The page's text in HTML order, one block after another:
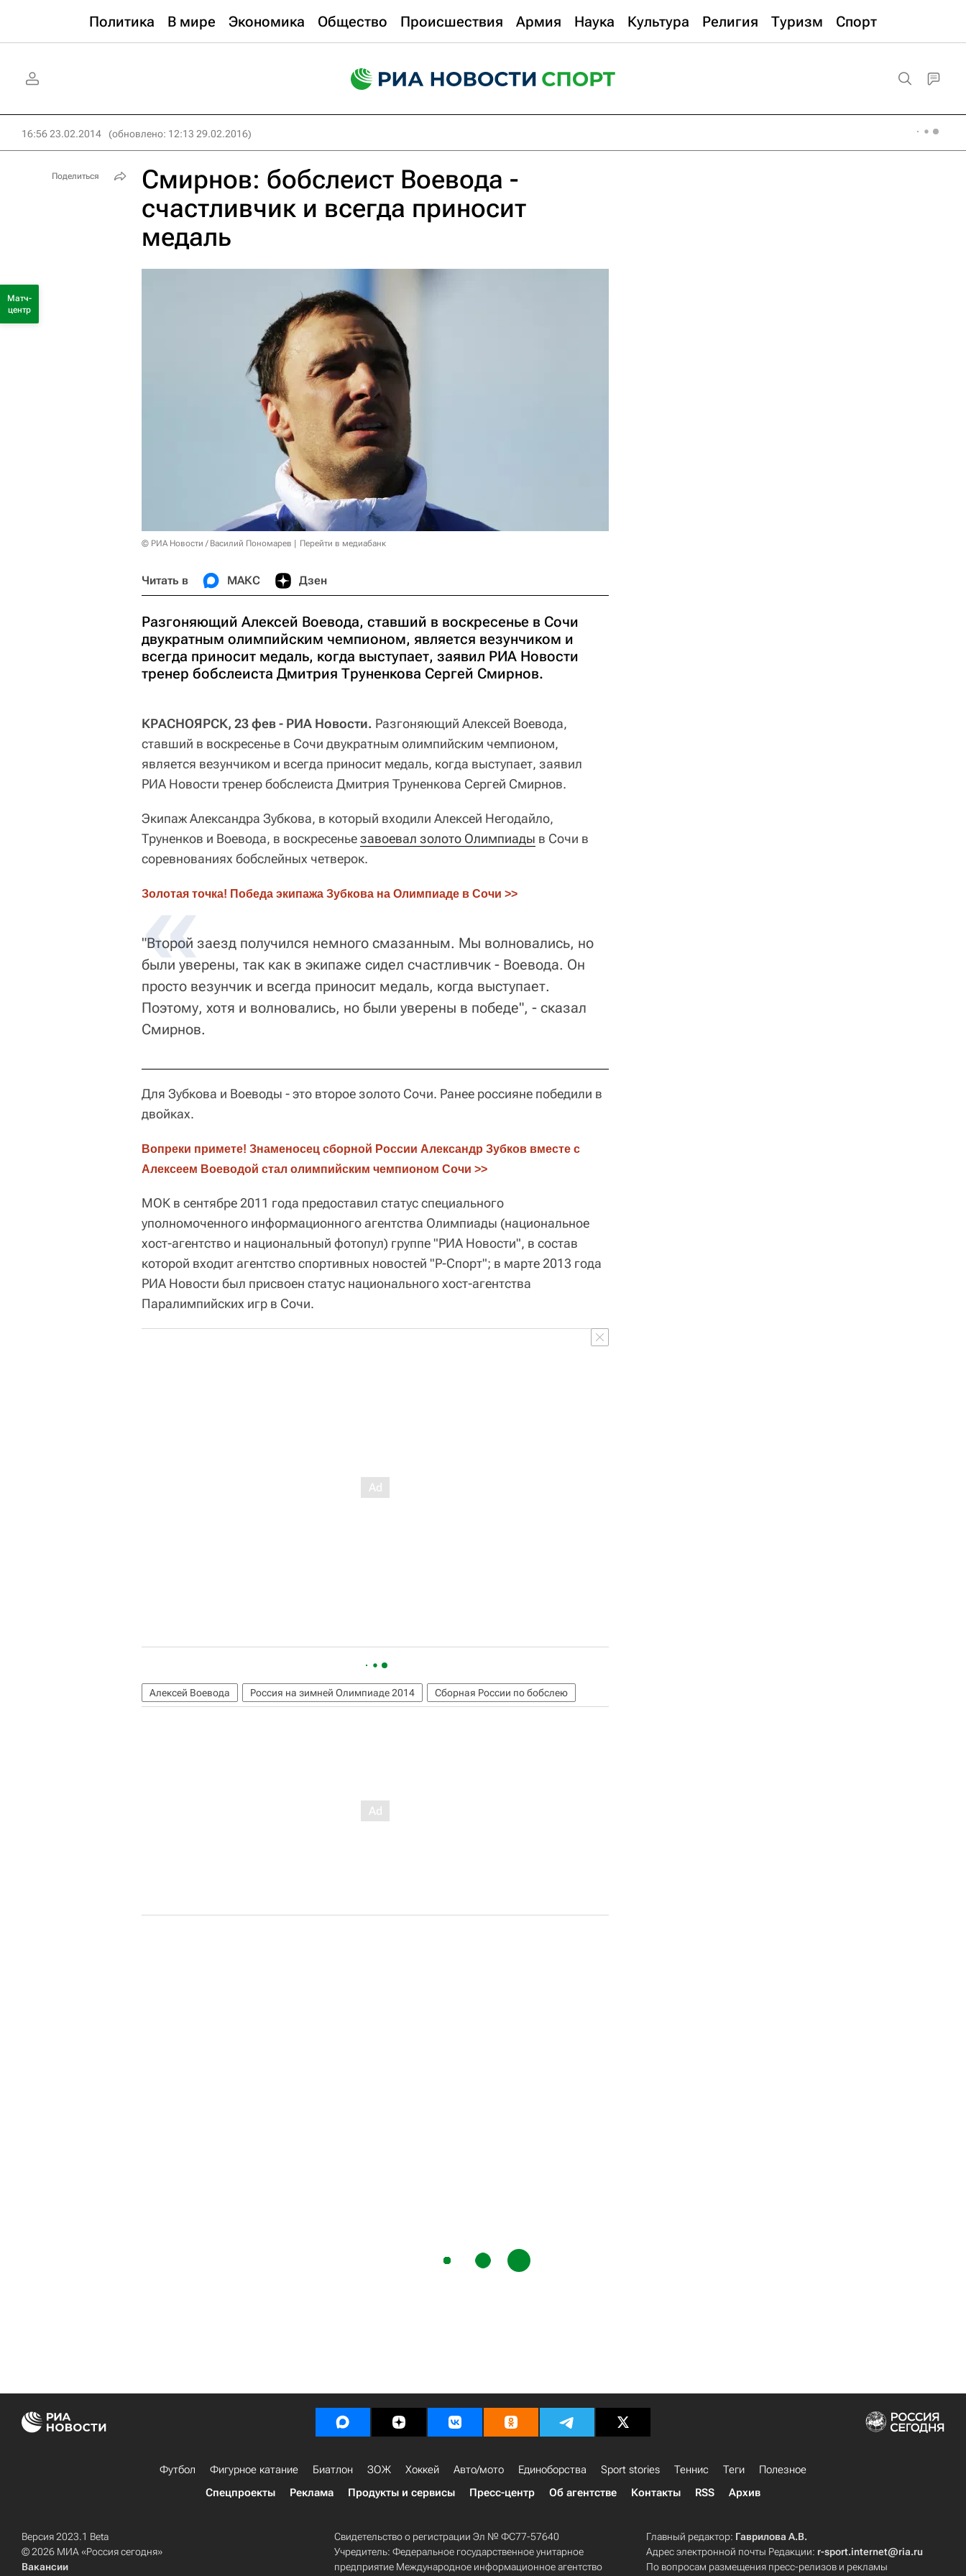
Политика В мире Экономика Общество Происшествия Армия Наука Культура Религия Туризм Спорт
16:56 23.02.2014 (обновлено: 12:13 29.02.2016)
Смирнов: бобслеист Воевода -
счастливчик и всегда приносит
медаль
© РИА Новости / Василий Пономарев Перейти в медиабанк
Читать в МАКС Дзен
Разгоняющий Алексей Воевода, ставший в воскресенье в Сочи
двукратным олимпийским чемпионом, является везунчиком и
всегда приносит медаль, когда выступает, заявил РИА Новости
тренер бобслеиста Дмитрия Труненкова Сергей Смирнов.
КРАСНОЯРСК, 23 фев - РИА Новости. Разгоняющий Алексей Воевода,
ставший в воскресенье в Сочи двукратным олимпийским чемпионом,
является везунчиком и всегда приносит медаль, когда выступает, заявил
РИА Новости тренер бобслеиста Дмитрия Труненкова Сергей Смирнов.
Экипаж Александра Зубкова, в который входили Алексей Негодайло,
Труненков и Воевода, в воскресеньезавоевал золото Олимпиады в Сочи в
соревнованиях бобслейных четверок.
Золотая точка! Победа экипажа Зубкова на Олимпиаде в Сочи >>
"Второй заезд получился немного смазанным. Мы волновались, но
были уверены, так как в экипаже сидел счастливчик - Воевода. Он
просто везунчик и всегда приносит медаль, когда выступает.
Поэтому, хотя и волновались, но были уверены в победе", - сказал
Смирнов.
Для Зубкова и Воеводы - это второе золото Сочи. Ранее россияне победили в
двойках.
Вопреки примете! Знаменосец сборной России Александр Зубков вместе с
Алексеем Воеводой стал олимпийским чемпионом Сочи >>
МОК в сентябре 2011 года предоставил статус специального
уполномоченного информационного агентства Олимпиады (национальное
хост-агентство и национальный фотопул) группе "РИА Новости", в состав
которой входит агентство спортивных новостей "Р-Спорт"; в марте 2013 года
РИА Новости был присвоен статус национального хост-агентства
Паралимпийских игр в Сочи.
Алексей Воевода Россия на зимней Олимпиаде 2014 Сборная России по бобслею
Поделиться
Матч-
центр
Футбол Фигурное катание Биатлон ЗОЖ Хоккей Авто/мото Единоборства Sport stories Теннис Теги
Полезное
Спецпроекты
Реклама Продукты и сервисы Пресс-центр Об агентстве Контакты RSS Архив
Версия 2023.1 Beta
© 2026 МИА «Россия сегодня»
Вакансии
Свидетельство о регистрации Эл № ФС77-57640
Учредитель: Федеральное государственное унитарное
предприятие Международное информационное агентство
Главный редактор: Гаврилова А.В.
Адрес электронной почты Редакции: r-sport.internet@ria.ru
По вопросам размещения пресс-релизов и рекламы